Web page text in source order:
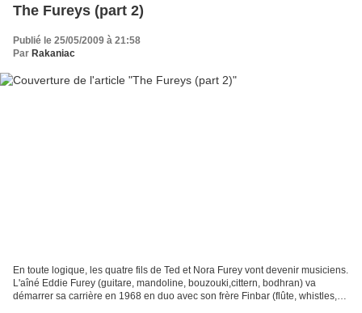
The Fureys (part 2)
Publié le 25/05/2009 à 21:58
Par Rakaniac
En toute logique, les quatre fils de Ted et Nora Furey vont devenir musiciens.
L'aîné Eddie Furey (guitare, mandoline, bouzouki,cittern, bodhran) va
démarrer sa carrière en 1968 en duo avec son frère Finbar (flûte, whistles,